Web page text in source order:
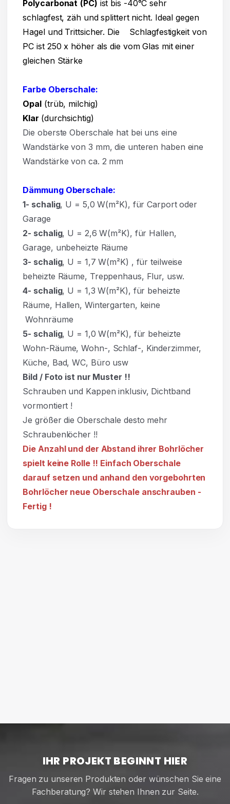
Polycarbonat (PC) ist bis -40°C sehr
schlagfest, zäh und splittert nicht. Ideal gegen
Hagel und Trittsicher. Die Schlagfestigkeit von
PC ist 250 x höher als die vom Glas mit einer
gleichen Stärke
Farbe Oberschale:
Opal (trüb, milchig)
Klar (durchsichtig)
Die oberste Oberschale hat bei uns eine
Wandstärke von 3 mm, die unteren haben eine
Wandstärke von ca. 2 mm
Dämmung Oberschale:
1- schalig, U = 5,0 W(m²K), für Carport oder
Garage
2- schalig, U = 2,6 W(m²K), für Hallen,
Garage, unbeheizte Räume
3- schalig, U = 1,7 W(m²K) , für teilweise
beheizte Räume, Treppenhaus, Flur, usw.
4- schalig, U = 1,3 W(m²K), für beheizte
Räume, Hallen, Wintergarten, keine
Wohnräume
5- schalig, U = 1,0 W(m²K), für beheizte
Wohn-Räume, Wohn-, Schlaf-, Kinderzimmer,
Küche, Bad, WC, Büro usw
Bild / Foto ist nur Muster !!
Schrauben und Kappen inklusiv, Dichtband
vormontiert !
Je größer die Oberschale desto mehr
Schraubenlöcher !!
Die Anzahl und der Abstand ihrer Bohrlöcher
spielt keine Rolle !! Einfach Oberschale
darauf setzen und anhand den vorgebohrten
Bohrlöcher neue Oberschale anschrauben -
Fertig !
IHR PROJEKT BEGINNT HIER
Fragen zu unseren Produkten oder wünschen Sie eine
Fachberatung? Wir stehen Ihnen zur Seite.